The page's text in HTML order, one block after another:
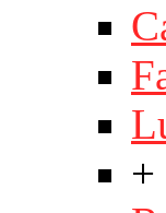
+